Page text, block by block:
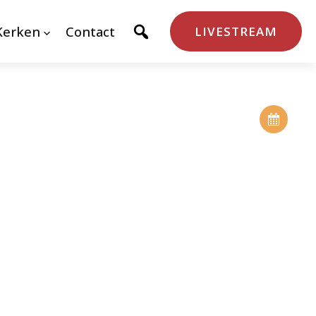
Contact LIVESTREAM